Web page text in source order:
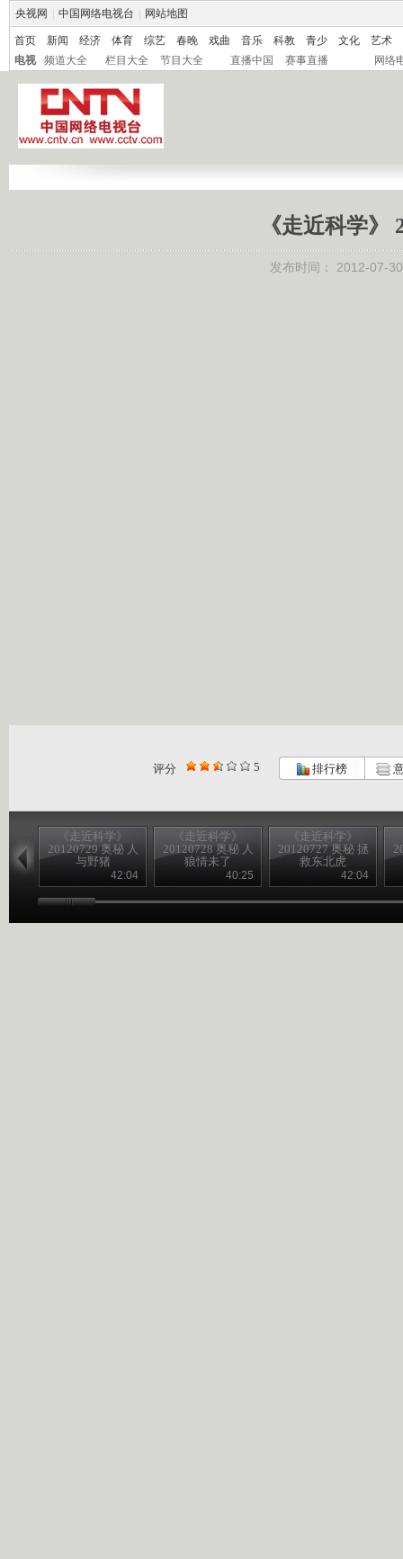
央视网 中国网络电视台 网站地图
首页 新闻 经济 体育 综艺 春晚 戏曲 音乐 科教 青少 文化
艺术
电视
频道大全 栏目大全 节目大全 直播中国 赛事直播 网络
《走近科学》
发布时间： 2012-07-
评分 5 排行榜
《走近科学》
20120729 奥秘 人
与野猪
42:04
《走近科学》
20120728 奥秘 人
狼情未了
40:25
《走近科学》
20120727 奥秘 拯
救东北虎
42:04